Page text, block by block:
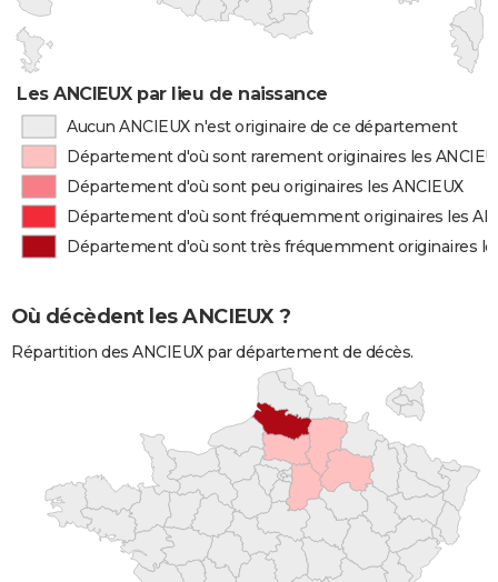
Les ANCIEUX par lieu de naissance
Aucun ANCIEUX n'est originaire de ce département
Département d'où sont rarement originaires les
Département d'où sont peu originaires les ANCIEUX
Département d'où sont fréquemment originaires les
Département d'où sont très fréquemment originaires
Où décèdent les ANCIEUX ?
Répartition des ANCIEUX par département de décès.